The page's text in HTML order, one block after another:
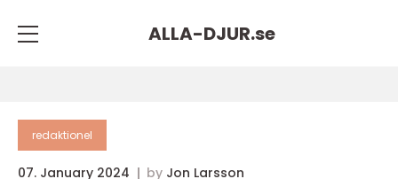
ALLA-DJUR.se
redaktionel
07. January 2024 by Jon Larsson